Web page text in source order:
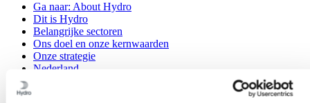
Ga naar: About Hydro
Dit is Hydro
Belangrijke sectoren
Ons doel en onze kernwaarden
Onze strategie
Nederland